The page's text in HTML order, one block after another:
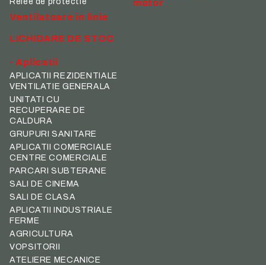
motor
Ventilatoare in linie
LICHIDARE DE STOC
- Aplicatii
APLICATII REZIDENTIALE
VENTILATIE GENERALA
UNITATI CU
RECUPERARE DE
CALDURA
GRUPURI SANITARE
APLICATII COMERCIALE
CENTRE COMERCIALE
PARCARI SUBTERANE
SALI DE CINEMA
SALI DE CLASA
APLICATII INDUSTRIALE
FERME
AGRICULTURA
VOPSITORII
ATELIERE MECANICE